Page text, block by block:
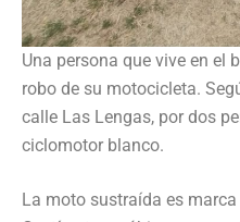
Una persona que vive en el
robo de su motocicleta.
calle Las Lengas, por dos
ciclomotor blanco.
La moto sustraída es